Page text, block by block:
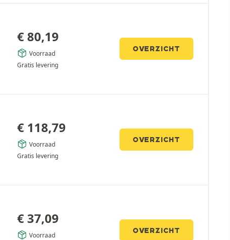
€ 80,19
Voorraad
Gratis levering
OVERZICHT
€ 118,79
Voorraad
Gratis levering
OVERZICHT
€ 37,09
Voorraad
OVERZICHT